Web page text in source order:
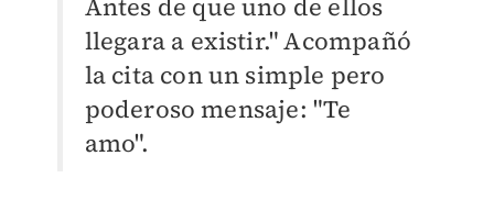
Antes de que uno de ellos
llegara a existir." Acompañó
la cita con un simple pero
poderoso mensaje: "Te
amo".